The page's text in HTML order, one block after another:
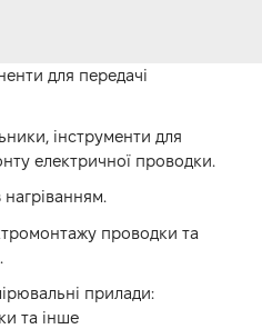
для передачі
інструменти для
електричної проводки.
проводки та
прилади:
та інше